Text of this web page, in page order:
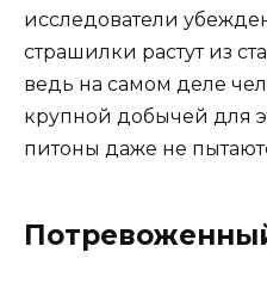
исследователи
страшилки растут из
ведь на самом деле
крупной добычей для
питоны даже не